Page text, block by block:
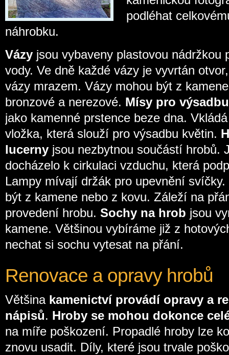
podléhat
náhrobku.
Vázy jsou vybaveny plastovou nádržkou
vody. Ve dně každé vázy je vyvrtán
vázy mrazem. Vázy mohou být z
bronzové a nerezové. Mísy pro
jako kamenné prstence beze dna.
vložka, která slouží pro výsadbu květin.
lucerny jsou nezbytnou součástí hrobů.
docházelo k cirkulaci vzduchu, která
Lampy mívají držák pro upevnění svíčky.
být z kamene nebo z kovu. Záleží na
provedení hrobu. Sochy na hrob jsou
kamene. Většinou vybíráme již z
nechat si sochu vytesat na přání.
Renovace a opravy hrobů
Většina kamenictví provádí opravy a
nápisů. Hroby se mohou dokonce
na míře poškození. Propadlé hroby lze
znovu usadit. Díly, které jsou trvale